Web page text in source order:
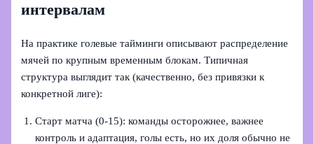
интервалам
На практике голевые тайминги описывают распределение
мячей по крупным временным блокам. Типичная
структура выглядит так (качественно, без привязки к
конкретной лиге):
Старт матча (0-15): команды осторожнее, важнее
контроль и адаптация, голы есть, но их доля обычно не